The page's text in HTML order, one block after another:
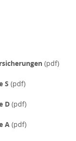
(pdf)
S (pdf)
D (pdf)
A (pdf)